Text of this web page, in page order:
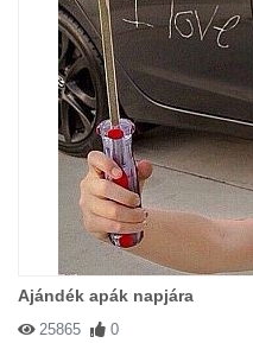
Ajándék apák napjára
25865 0